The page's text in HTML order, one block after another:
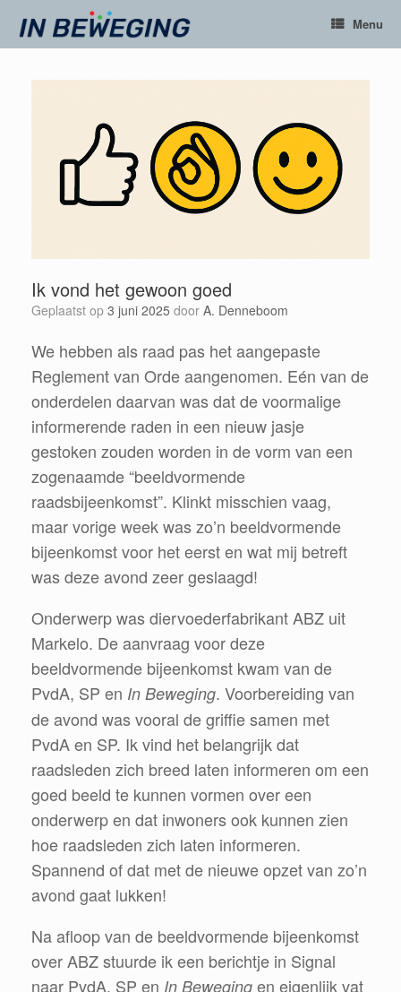
naar
Menu
Ik vond het gewoon goed
Geplaatst op 3 juni 2025 door A. Denneboom
We hebben als raad pas het aangepaste
Reglement van Orde aangenomen. Eén van de
onderdelen daarvan was dat de voormalige
informerende raden in een nieuw jasje
gestoken zouden worden in de vorm van een
zogenaamde “beeldvormende
raadsbijeenkomst”. Klinkt misschien vaag,
maar vorige week was zo’n beeldvormende
bijeenkomst voor het eerst en wat mij betreft
was deze avond zeer geslaagd!
Onderwerp was diervoederfabrikant ABZ uit
Markelo. De aanvraag voor deze
beeldvormende bijeenkomst kwam van de
PvdA, SP en In Beweging. Voorbereiding van
de avond was vooral de griffie samen met
PvdA en SP. Ik vind het belangrijk dat
raadsleden zich breed laten informeren om een
goed beeld te kunnen vormen over een
onderwerp en dat inwoners ook kunnen zien
hoe raadsleden zich laten informeren.
Spannend of dat met de nieuwe opzet van zo’n
avond gaat lukken!
Na afloop van de beeldvormende bijeenkomst
over ABZ stuurde ik een berichtje in Signal
naar PvdA, SP en In Beweging en eigenlijk vat